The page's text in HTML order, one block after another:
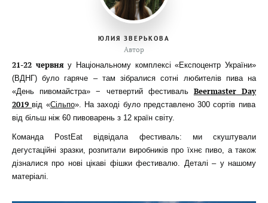
ЮЛИЯ ЗВЕРЬКОВА
Автор
21-22 червняу Національному комплексі «Експоцентр України»
(ВДНГ) було гаряче – там зібралися сотні любителів пива на
«День пивомайстра» − четвертий фестиваль Beermaster Day
2019 від «Сільпо». На заході було представлено 300 сортів пива
від більш ніж 60 пивоварень з 12 країн світу.
Команда PostEat відвідала фестиваль: ми скуштували
дегустаційні зразки, розпитали виробників про їхнє пиво, а також
дізналися про нові цікаві фішки фестивалю. Деталі – у нашому
матеріалі.